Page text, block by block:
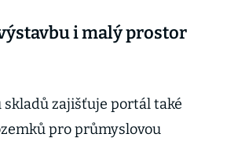
i malý prostor
zajišťuje portál také
pro průmyslovou